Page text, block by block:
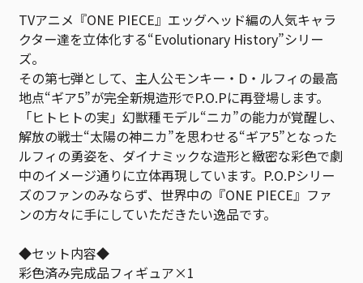
TVアニメ『ONE PIECE』エッグヘッド編の人気キャラ
クター達を立体化する“Evolutionary History”シリー
ズ。
その第七弾として、主人公モンキー・D・ルフィの最高
地点“ギア5”が完全新規造形でP.O.Pに再登場します。
「ヒトヒトの実」幻獣種モデル“ニカ”の能力が覚醒し、
解放の戦士“太陽の神ニカ”を思わせる“ギア5”となった
ルフィの勇姿を、ダイナミックな造形と緻密な彩色で劇
中のイメージ通りに立体再現しています。P.O.Pシリー
ズのファンのみならず、世界中の『ONE PIECE』ファ
ンの方々に手にしていただきたい逸品です。
◆セット内容◆
彩色済み完成品フィギュア×1